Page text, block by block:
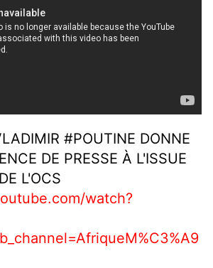
#POUTINE DONNE
DE PRESSE À L'ISSUE
L'OCS
watch?